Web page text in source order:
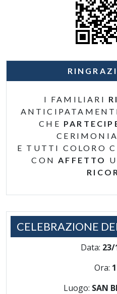
I FAMILIARI
CHE
E TUTTI COLORO
CONAFFETTO
CELEBRAZIONE
Data: 23/
Ora:
Luogo: SAN